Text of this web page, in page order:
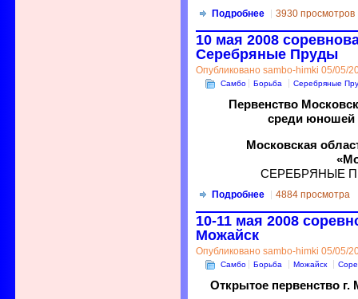
Подробнее 3930 просмотров
10 мая 2008
Серебряные Пруды
Опубликовано sambo-himki 05/05/
Самбо Борьба Серебряные
Первенство
среди юношей
Московская
СЕРЕБРЯНЫЕ
Подробнее 4884 просмотра
10-11 мая 2008
Можайск
Опубликовано sambo-himki 05/05/
Самбо Борьба Можайск
Открытое первенство